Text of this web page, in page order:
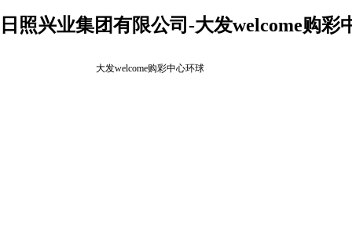
日照兴业集团有限公司-大发welcome购彩
大发welcome购彩中心环球